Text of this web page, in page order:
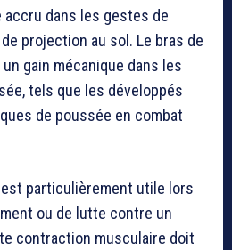
dans les gestes de
projection au sol. Le bras de
gain mécanique dans les
tels que les développés
de poussée en combat
particulièrement utile lors
ou de lutte contre un
contraction musculaire doit